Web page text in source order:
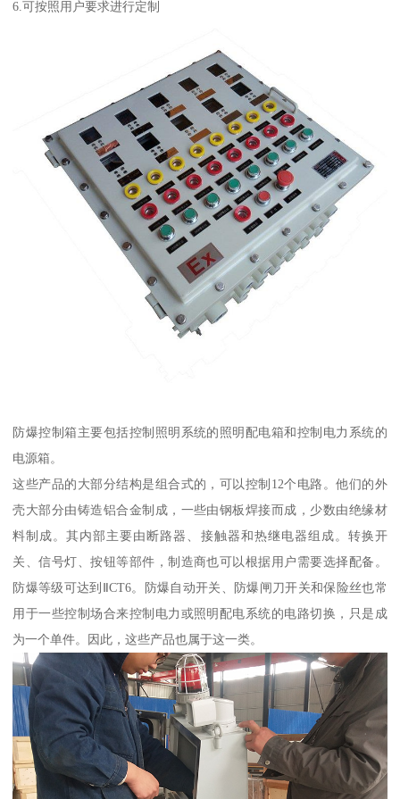
6.可按照用户要求进行定制
防爆控制箱主要包括控制照明系统的照明配电箱和控制电力系统的
电源箱。
这些产品的大部分结构是组合式的，可以控制12个电路。他们的外
壳大部分由铸造铝合金制成，一些由钢板焊接而成，少数由绝缘材
料制成。其内部主要由断路器、接触器和热继电器组成。转换开
关、信号灯、按钮等部件，制造商也可以根据用户需要选择配备。
防爆等级可达到ⅡCT6。防爆自动开关、防爆闸刀开关和保险丝也常
用于一些控制场合来控制电力或照明配电系统的电路切换，只是成
为一个单件。因此，这些产品也属于这一类。